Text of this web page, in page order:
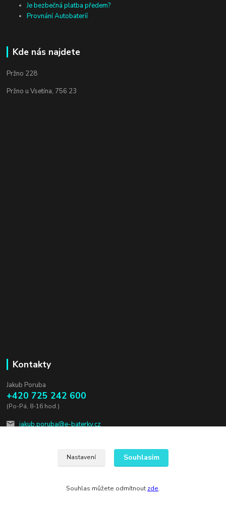
Je bezbečná platba předem?
Provnání Autobateríí
Kde nás najdete
Pržno 228
Pržno u Vsetína, 756 23
Kontakty
Jakub Poruba
+420 725 242 600
(Po-Pá, 8-16 hod.)
jakub.poruba@e-baterky.cz
Nastavení Souhlasím
Souhlas můžete odmítnout zde.